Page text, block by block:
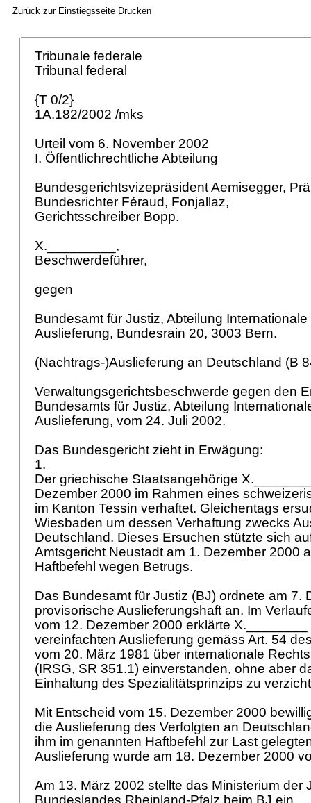
Zurück zur Einstiegsseite Drucken
Tribunale federale
Tribunal federal
{T 0/2}
1A.182/2002 /mks
Urteil vom 6. November 2002
I. Öffentlichrechtliche Abteilung
Bundesgerichtsvizepräsident Aemisegger,
Bundesrichter Féraud, Fonjallaz,
Gerichtsschreiber Bopp.
X._________,
Beschwerdeführer,
gegen
Bundesamt für Justiz, Abteilung
Auslieferung, Bundesrain 20, 3003 Bern.
(Nachtrags-)Auslieferung an Deutschland (B
Verwaltungsgerichtsbeschwerde gegen den
Bundesamts für Justiz, Abteilung
Auslieferung, vom 24. Juli 2002.
Das Bundesgericht zieht in Erwägung:
1.
Der griechische Staatsangehörige
Dezember 2000 im Rahmen eines
im Kanton Tessin verhaftet. Gleichentags
Wiesbaden um dessen Verhaftung zwecks
Deutschland. Dieses Ersuchen stützte sich
Amtsgericht Neustadt am 1. Dezember 2000
Haftbefehl wegen Betrugs.
Das Bundesamt für Justiz (BJ) ordnete am 7.
provisorische Auslieferungshaft an. Im
vom 12. Dezember 2000 erklärte X.________
vereinfachten Auslieferung gemäss Art. 54
vom 20. März 1981 über internationale
(IRSG, SR 351.1) einverstanden, ohne aber
Einhaltung des Spezialitätsprinzips zu
Mit Entscheid vom 15. Dezember 2000
die Auslieferung des Verfolgten an
ihm im genannten Haftbefehl zur Last
Auslieferung wurde am 18. Dezember 2000
Am 13. März 2002 stellte das Ministerium der
Bundeslandes Rheinland-Pfalz beim BJ ein